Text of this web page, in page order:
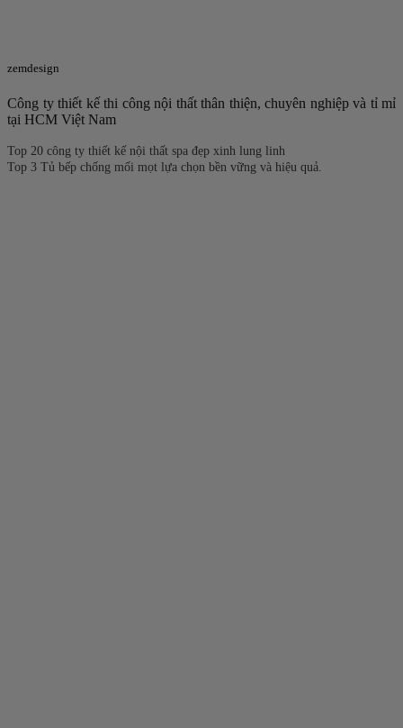
zemdesign
Công ty thiết kế thi công nội thất thân thiện, chuyên nghiệp và tỉ mỉ
tại HCM Việt Nam
Top 20 công ty thiết kế nội thất spa đẹp xinh lung linh
Top 3 Tủ bếp chống mối mọt lựa chọn bền vững và hiệu quả.